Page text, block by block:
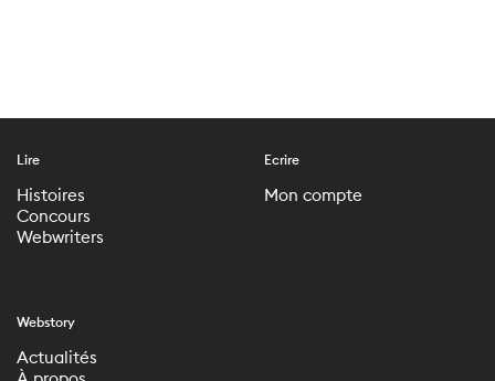
Lire
Histoires
Concours
Webwriters
Ecrire
Mon compte
Webstory
Actualités